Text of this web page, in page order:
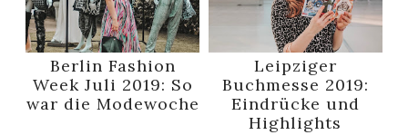
Berlin Fashion
Week Juli 2019: So
war die Modewoche
Leipziger
Buchmesse 2019:
Eindrücke und
Highlights